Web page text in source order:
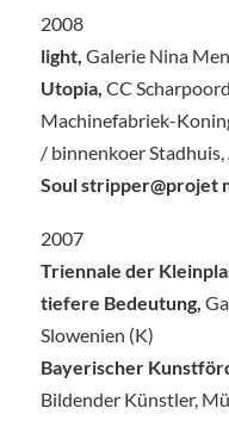
2008
light, Galerie Nina
Utopia, CC
Machinefabriek-
/ binnenkoer Stadhuis,
Soul stripper@projet
2007
Triennale der
tiefere Bedeutung,
Slowenien (K)
Bayerischer
Bildender Künstler,